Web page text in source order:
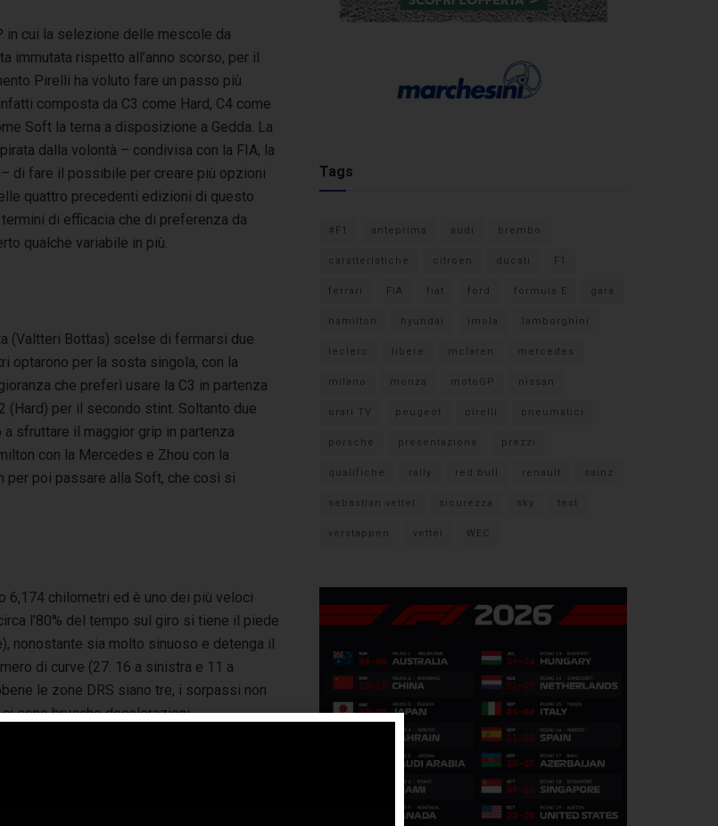
in cui la selezione delle mescole da
immutata rispetto all’anno scorso, per il
Pirelli ha voluto fare un passo più
composta da C3 come Hard, C4 come
Soft la terna a disposizione a Gedda. La
dalla volontà – condivisa con la FIA, la
di fare il possibile per creare più opzioni
quattro precedenti edizioni di questo
di efficacia che di preferenza da
qualche variabile in più.
(Valtteri Bottas) scelse di fermarsi due
optarono per la sosta singola, con la
che preferì usare la C3 in partenza
(Hard) per il secondo stint. Soltanto due
a sfruttare il maggior grip in partenza
con la Mercedes e Zhou con la
per poi passare alla Soft, che così si
6,174 chilometri ed è uno dei più veloci
l’80% del tempo sul giro si tiene il piede
nonostante sia molto sinuoso e detenga il
di curve (27: 16 a sinistra e 11 a
le zone DRS siano tre, i sorpassi non
sono brusche decelerazioni.
Tags
#F1 anteprima audi brembo
caratteristiche citroen ducati F1
ferrari FIA fiat ford formula E gara
hamilton hyundai imola lamborghini
leclerc libere mclaren mercedes
milano monza motoGP nissan
orari TV peugeot pirelli pneumatici
porsche presentazione prezzi
qualifiche rally red bull renault sainz
sebastian vettel sicurezza sky test
verstappen vettel WEC